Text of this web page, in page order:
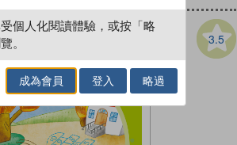
3.5
個人化閱讀體驗，或按「略
。
成為會員 登入 略過